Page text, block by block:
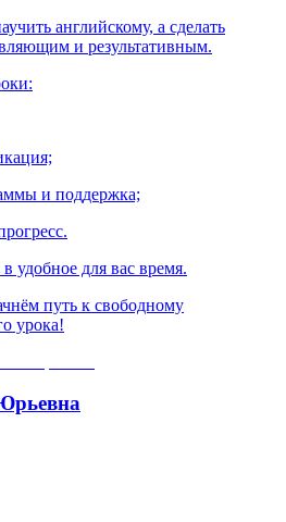
английскому, а сделать
и результативным.
и поддержка;
удобное для вас время.
путь к свободному
урока!